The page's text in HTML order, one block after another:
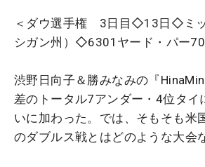
＜ダウ選手権 3日目◇13日◇ミッ
シガン州）◇6301ヤード・パー70
渋野日向子＆勝みなみの『
差のトータル7アンダー・4位タイ
いに加わった。では、そもそも米
のダブルス戦とはどのような大会